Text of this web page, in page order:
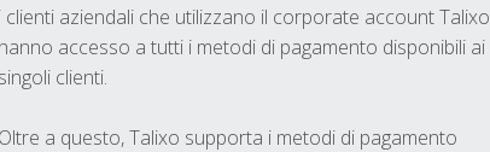
i clienti aziendali che utilizzano il corporate account Talixo
hanno accesso a tutti i metodi di pagamento disponibili ai
singoli clienti.
Oltre a questo, Talixo supporta i metodi di pagamento